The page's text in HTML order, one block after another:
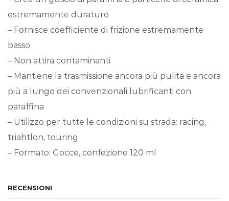
estremamente duraturo
– Fornisce coefficiente di frizione estremamente
basso
– Non attira contaminanti
– Mantiene la trasmissione ancora più pulita e ancora
più a lungo dei convenzionali lubrificanti con
paraffina
– Utilizzo per tutte le condizioni su strada: racing,
triahtlon, touring
– Formato: Gocce, confezione 120 ml
RECENSIONI